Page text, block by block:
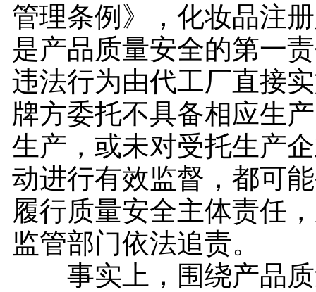
管理条例》，化妆品注
是产品质量安全的第一
违法行为由代工厂直接
牌方委托不具备相应生
生产，或未对受托生产
动进行有效监督，都可
履行质量安全主体责任
监管部门依法追责。
事实上，围绕产品质